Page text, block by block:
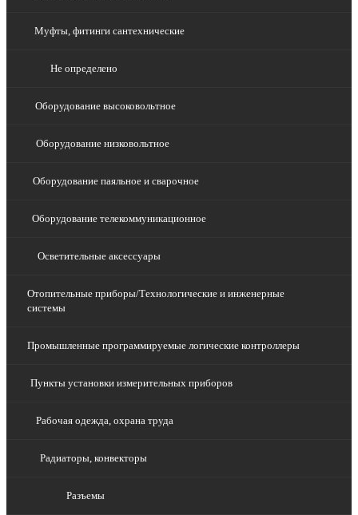
Муфты, фитинги сантехнические
Не определено
Оборудование высоковольтное
Оборудование низковольтное
Оборудование паяльное и сварочное
Оборудование телекоммуникационное
Осветительные аксессуары
Отопительные приборы/Технологические и инженерные
системы
Промышленные программируемые логические контроллеры
Пункты установки измерительных приборов
Рабочая одежда, охрана труда
Радиаторы, конвекторы
Разъемы